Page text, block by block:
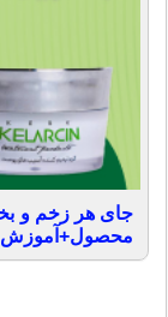
محصول+آموزش